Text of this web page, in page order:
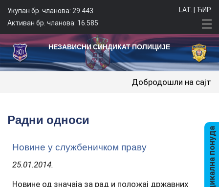
Синдикална понуда
Укупан бр. чланова: 29.443
Активан бр. чланова: 16.585
LAT. ЋИР.
НЕЗАВИСНИ СИНДИКАТ ПОЛИЦИЈЕ
Добродошли на сајт
Радни односи
Новине у службеничком праву
25.01.2014.
Новине од значаја за рад и положај државних